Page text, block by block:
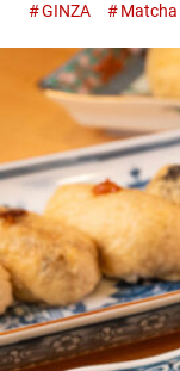
吐司夹上各种食材。
GINZA Matcha